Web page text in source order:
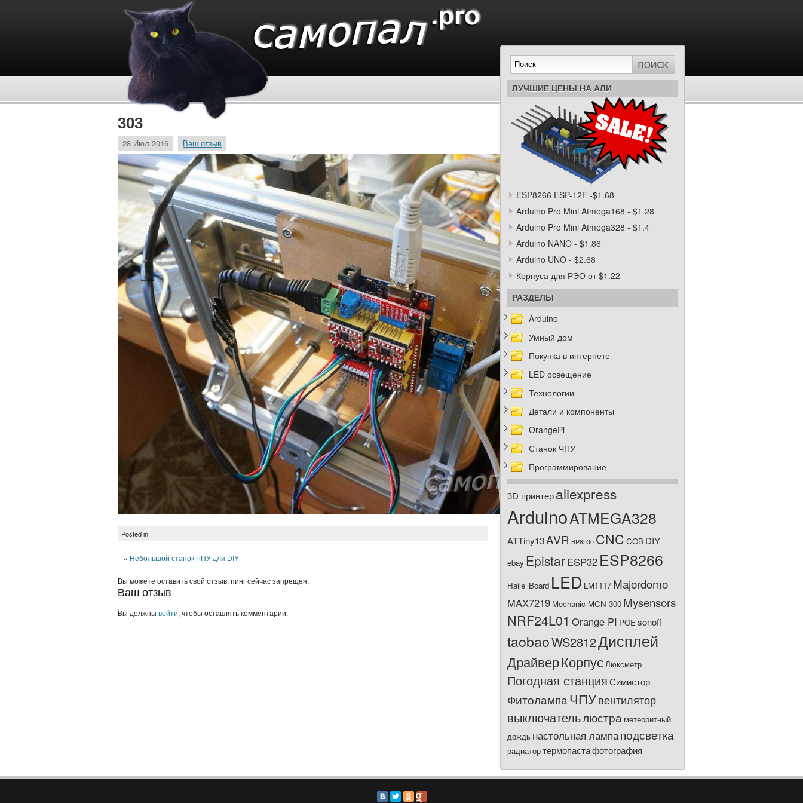
303
28 Июл 2016 Ваш отзыв
Posted in |
« Небольшой станок ЧПУ для DIY
Вы можете оставить свой отзыв, пинг сейчас запрещен.
Ваш отзыв
Вы должны войти, чтобы оставлять комментарии.
ЛУЧШИЕ ЦЕНЫ НА АЛИ
ESP8266 ESP-12F -$1.68
Arduino Pro Mini Atmega168 - $1.28
Arduino Pro Mini Atmega328 - $1.4
Arduino NANO - $1.86
Arduino UNO - $2.68
Корпуса для РЭО от $1.22
РАЗДЕЛЫ
Arduino
Умный дом
Покупка в интернете
LED освещение
Технологии
Детали и компоненты
OrangePi
Станок ЧПУ
Программирование
3D принтерaliexpress
ArduinoATMEGA328
ATTiny13AVR BP8530 CNC COB DIY
ebay EpistarESP32 ESP8266
HaileiBoard LED LM1117 Majordomo
MAX7219 Mechanic MCN-300 Mysensors
NRF24L01 Orange PI POEsonoff
taobaoWS2812Дисплей
ДрайверКорпусЛюксметр
Погодная станцияСимистор
ФитолампаЧПУвентилятор
выключательлюстра метеоритный
дождь настольная лампаподсветка
радиатортермопастафотография